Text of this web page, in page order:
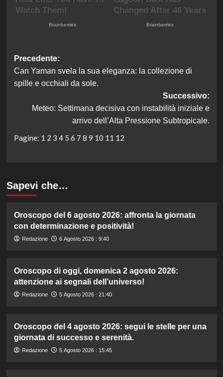
Navigazione
articolo
Precedente:
Can Yaman svela la sua eleganza: la collezione di
spille e occhiali da sole.
Successivo:
Meteo: Settimana decisiva con instabilità iniziale e
arrivo dell’Alta Pressione Subtropicale.
Pagine: 1 2 3 4 5 6 7 8 9 10 11 12
Sapevi che…
Oroscopo del 6 agosto 2026: affronta la giornata
con determinazione e positività!
Redazione 6 Agosto 2026 : 9:40
Oroscopo di oggi, domenica 2 agosto 2026:
attenzione ai segnali dell’universo!
Redazione 5 Agosto 2026 : 21:40
Oroscopo del 4 agosto 2026: segui le stelle per una
giornata di successo e serenità.
Redazione 5 Agosto 2026 : 15:45